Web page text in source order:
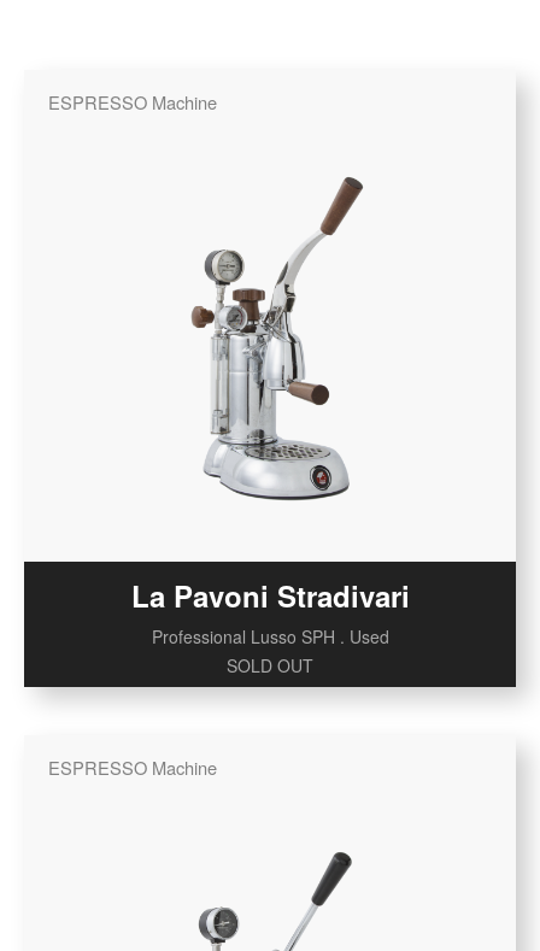
ESPRESSO Machine
La Pavoni Stradivari
Professional Lusso SPH . Used
SOLD OUT
ESPRESSO Machine